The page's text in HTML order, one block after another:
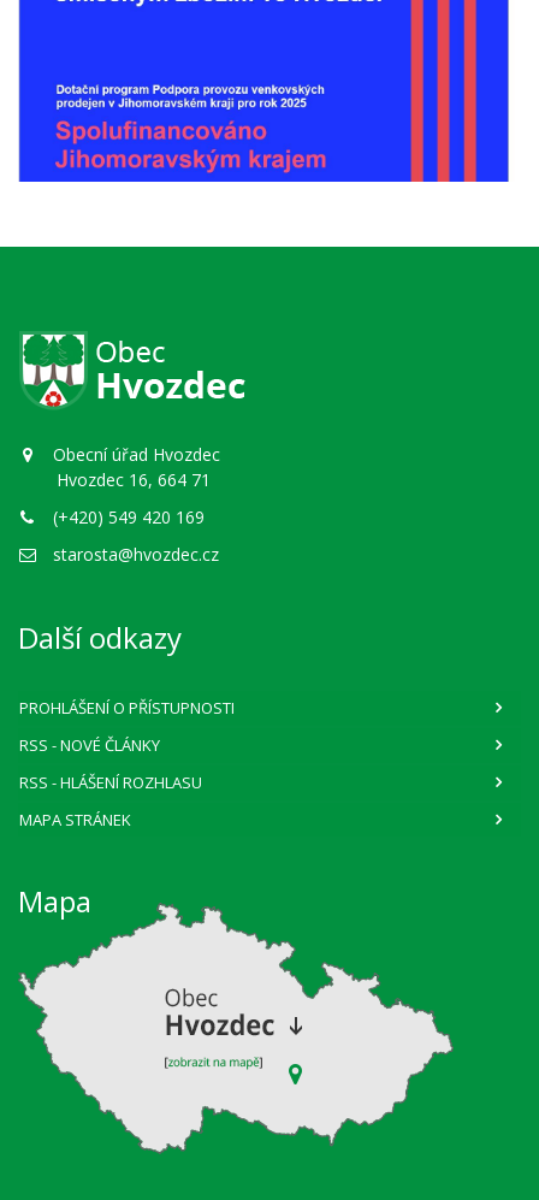
Obecní úřad Hvozdec
Hvozdec 16, 664 71
(+420) 549 420 169
starosta@hvozdec.cz
Další odkazy
PROHLÁŠENÍ O PŘÍSTUPNOSTI
RSS - NOVÉ ČLÁNKY
RSS - HLÁŠENÍ ROZHLASU
MAPA STRÁNEK
Mapa